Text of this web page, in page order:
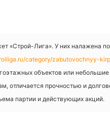
«Строй-Лига». У них налажена
category/zabutovochnyy-
объектов или
отличается прочностью и
партии и действующих акций.